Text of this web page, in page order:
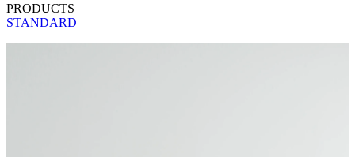
PRODUCTS
STANDARD